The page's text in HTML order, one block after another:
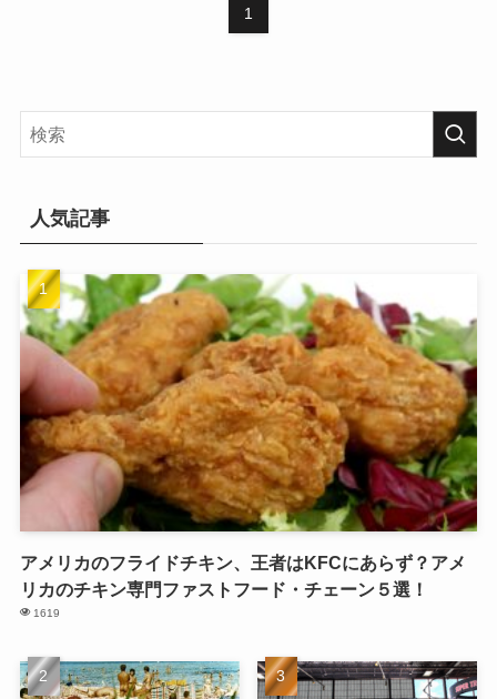
1
人気記事
アメリカのフライドチキン、王者はKFCにあらず？アメ
リカのチキン専門ファストフード・チェーン５選！
1619